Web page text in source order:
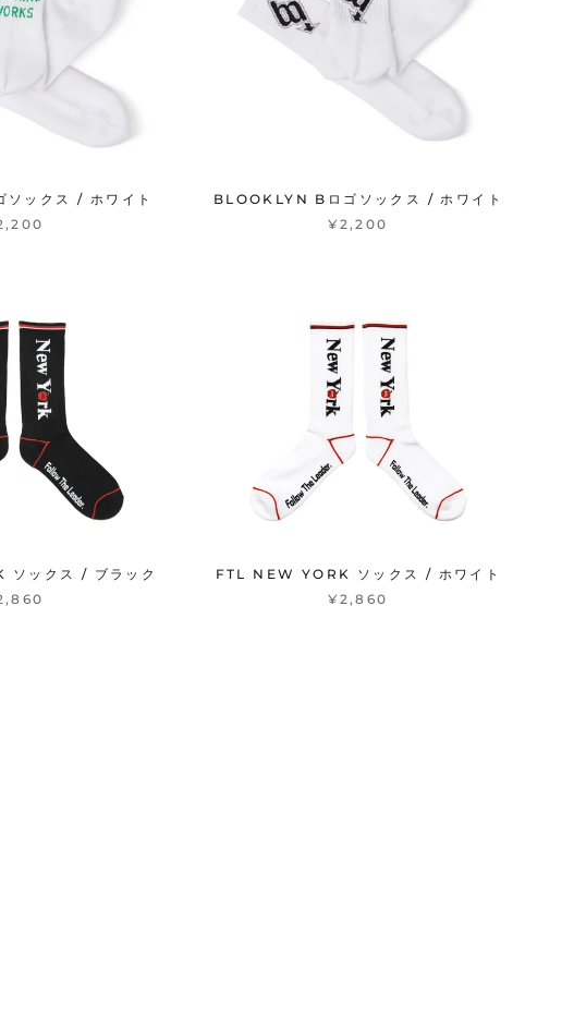
ックス / ホワイト
BLOOKLYN Bロゴソックス / ホワイト
¥2,200
ックス / ブラック
FTL NEW YORK ソックス / ホワイト
¥2,860